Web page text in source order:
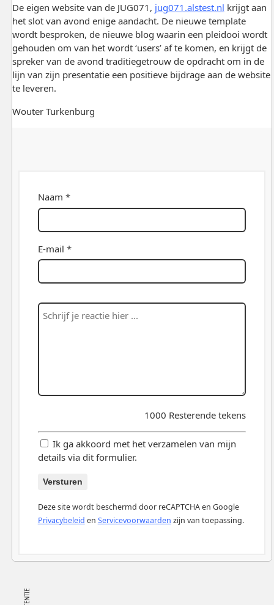
De eigen website van de JUG071, jug071.alstest.nl krijgt aan
het slot van avond enige aandacht. De nieuwe template
wordt besproken, de nieuwe blog waarin een pleidooi wordt
gehouden om van het wordt ‘users’ af te komen, en krijgt de
spreker van de avond traditiegetrouw de opdracht om in de
lijn van zijn presentatie een positieve bijdrage aan de website
te leveren.
Wouter Turkenburg
Naam *
E-mail *
1000 Resterende tekens
Ik ga akkoord met het verzamelen van mijn
details via dit formulier.
Versturen
Deze site wordt beschermd door reCAPTCHA en Google
Privacybeleid en Servicevoorwaarden zijn van toepassing.